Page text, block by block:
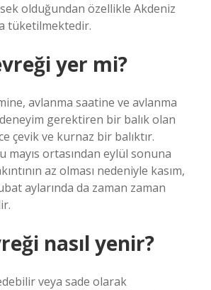
olduğundan özellikle Akdeniz
tüketilmektedir.
yer mi?
avlanma saatine ve avlanma
gerektiren bir balık olan
çevik ve kurnaz bir balıktır.
mayıs ortasından eylül sonuna
az olması nedeniyle kasım,
aylarında da zaman zaman
nasıl yenir?
veya sade olarak